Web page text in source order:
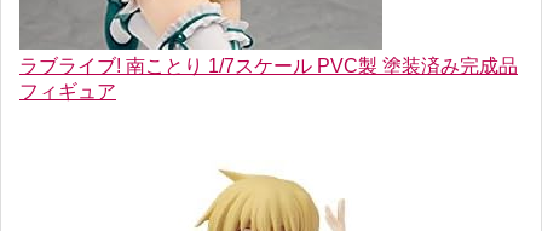
ラブライブ! 南ことり 1/7スケール PVC製 塗装済み完成品
フィギュア